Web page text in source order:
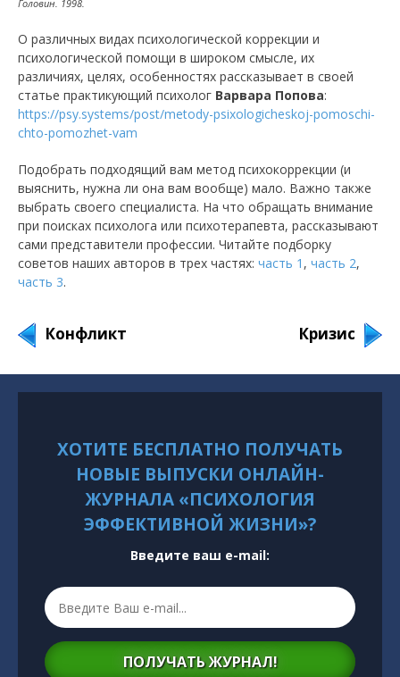
Головин. 1998.
О различных видах психологической коррекции и
психологической помощи в широком смысле, их
различиях, целях, особенностях рассказывает в своей
статье практикующий психолог Варвара Попова:
https://psy.systems/post/metody-psixologicheskoj-pomoschi-
chto-pomozhet-vam
Подобрать подходящий вам метод психокоррекции (и
выяснить, нужна ли она вам вообще) мало. Важно также
выбрать своего специалиста. На что обращать внимание
при поисках психолога или психотерапевта, рассказывают
сами представители профессии. Читайте подборку
советов наших авторов в трех частях: часть 1 , часть 2,
часть 3.
Конфликт Кризис
ХОТИТЕ БЕСПЛАТНО ПОЛУЧАТЬ
НОВЫЕ ВЫПУСКИ ОНЛАЙН-
ЖУРНАЛА «ПСИХОЛОГИЯ
ЭФФЕКТИВНОЙ ЖИЗНИ»?
Введите ваш e-mail:
ПОЛУЧАТЬ ЖУРНАЛ!